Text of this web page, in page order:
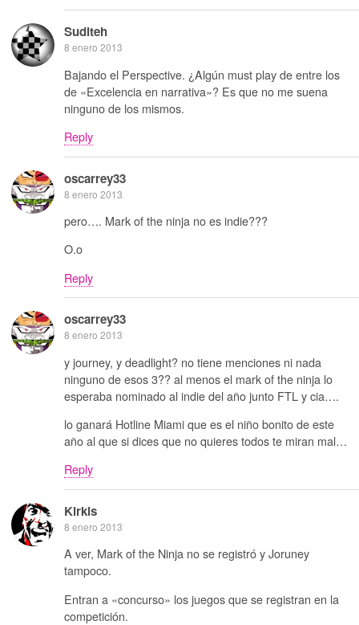
Suditeh
8 enero 2013
Bajando el Perspective. ¿Algún must play de entre los
de «Excelencia en narrativa»? Es que no me suena
ninguno de los mismos.
Reply
oscarrey33
8 enero 2013
pero…. Mark of the ninja no es indie???
O.o
Reply
oscarrey33
8 enero 2013
y journey, y deadlight? no tiene menciones ni nada
ninguno de esos 3?? al menos el mark of the ninja lo
esperaba nominado al indie del año junto FTL y cia….
lo ganará Hotline Miami que es el niño bonito de este
año al que si dices que no quieres todos te miran mal…
Reply
Kirkis
8 enero 2013
A ver, Mark of the Ninja no se registró y Joruney
tampoco.
Entran a «concurso» los juegos que se registran en la
competición.